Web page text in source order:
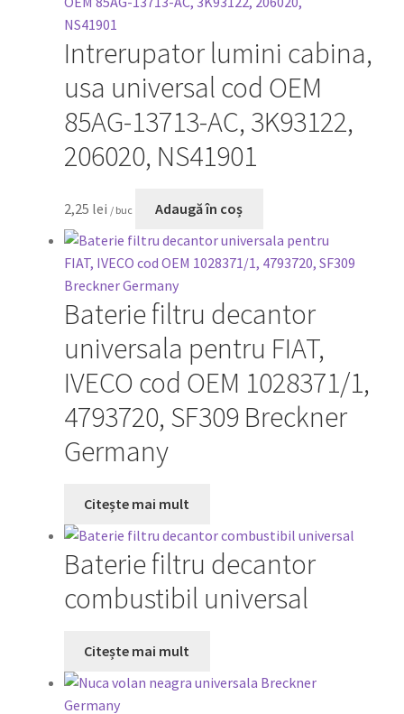
Intrerupator lumini cabina,
usa universal cod OEM
85AG-13713-AC, 3K93122,
206020, NS41901
2,25 lei / buc Adaugă în coș
Baterie filtru decantor
universala pentru FIAT,
IVECO cod OEM 1028371/1,
4793720, SF309 Breckner
Germany
Citește mai mult
Baterie filtru decantor
combustibil universal
Citește mai mult